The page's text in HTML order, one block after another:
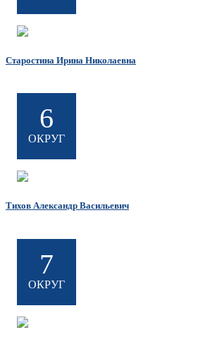
Старостина Ирина Николаевна
6
ОКРУГ
Тихов Александр Васильевич
7
ОКРУГ